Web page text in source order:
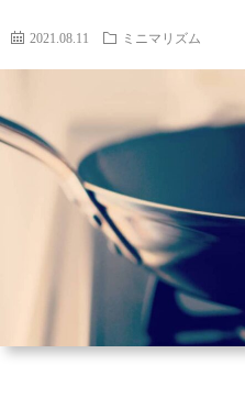
2021.08.11 ミニマリズム